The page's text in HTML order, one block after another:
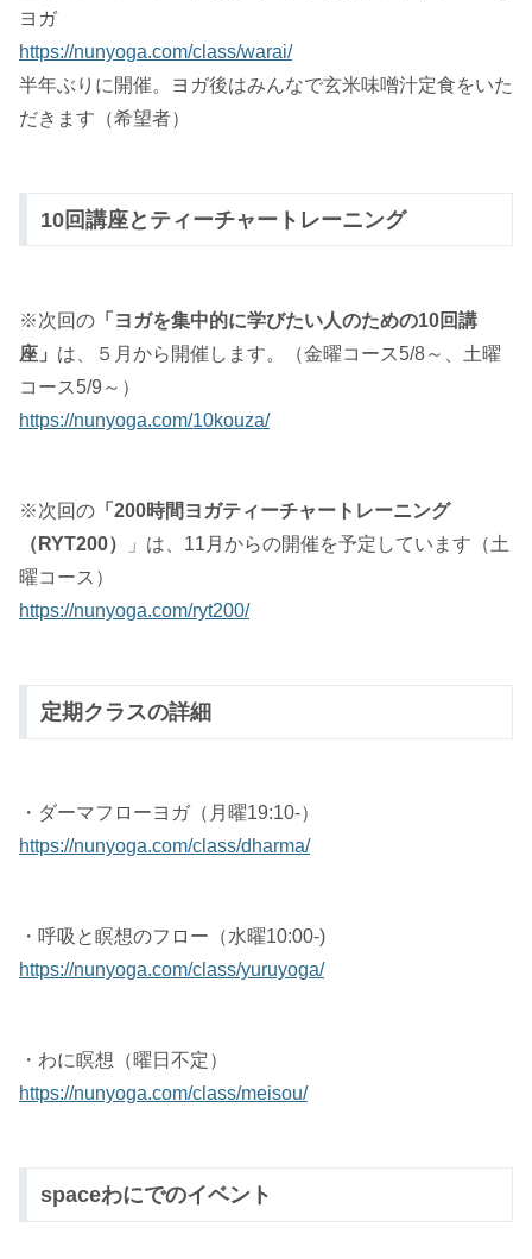
ヨガ
https://nunyoga.com/class/warai/
半年ぶりに開催。ヨガ後はみんなで玄米味噌汁定食をいた
だきます（希望者）
10回講座とティーチャートレーニング
※次回の 「ヨガを集中的に学びたい人のための10回講
座」 は、５月から開催します。（金曜コース5/8～、土曜
コース5/9～）
https://nunyoga.com/10kouza/
※次回の 「200時間ヨガティーチャートレーニング
（RYT200）
」は、11月からの開催を予定しています（土
曜コース）
https://nunyoga.com/ryt200/
定期クラスの詳細
・ダーマフローヨガ（月曜19:10-）
https://nunyoga.com/class/dharma/
・呼吸と瞑想のフロー（水曜10:00-)
https://nunyoga.com/class/yuruyoga/
・わに瞑想（曜日不定）
https://nunyoga.com/class/meisou/
spaceわにでのイベント